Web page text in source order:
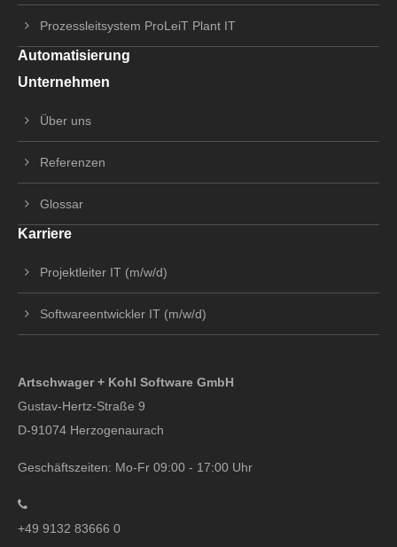
Prozessleitsystem ProLeiT Plant IT
Automatisierung
Unternehmen
Über uns
Referenzen
Glossar
Karriere
Projektleiter IT (m/w/d)
Softwareentwickler IT (m/w/d)
Artschwager + Kohl Software GmbH
Gustav-Hertz-Straße 9
D-91074 Herzogenaurach
Geschäftszeiten: Mo-Fr 09:00 - 17:00 Uhr
+49 9132 83666 0